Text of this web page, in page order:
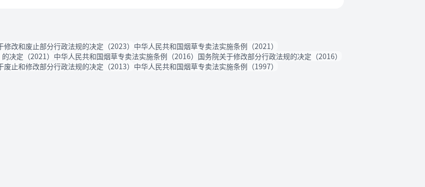
修改和废止部分行政法规的决定（2023） 中华人民共和国烟草专卖法实施条例（2021）
决定（2021） 中华人民共和国烟草专卖法实施条例（2016） 国务院关于修改部分行政法规的决定（2016）
废止和修改部分行政法规的决定（2013） 中华人民共和国烟草专卖法实施条例（1997）